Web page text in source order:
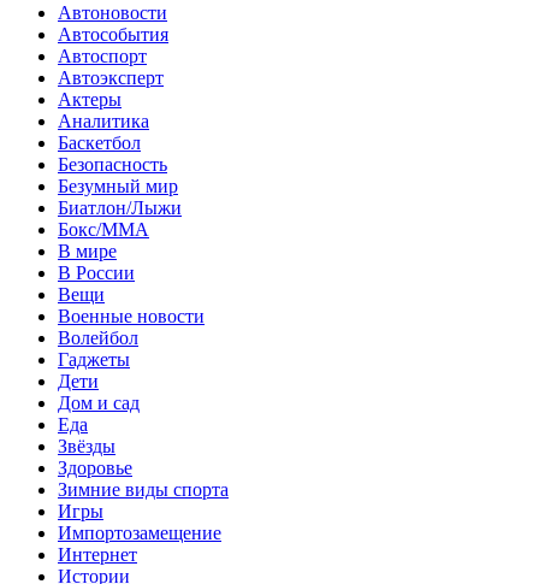
Автоновости
Автособытия
Автоспорт
Автоэксперт
Актеры
Аналитика
Баскетбол
Безопасность
Безумный мир
Биатлон/Лыжи
Бокс/MMA
В мире
В России
Вещи
Военные новости
Волейбол
Гаджеты
Дети
Дом и сад
Еда
Звёзды
Здоровье
Зимние виды спорта
Игры
Импортозамещение
Интернет
Истории